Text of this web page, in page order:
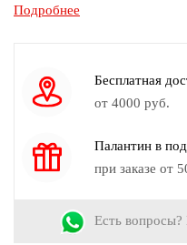
Состав:65% хлопок, 20%
Бренд:Rossini
Коллекция:
Весна-Лето 2018
Сиреневый,
Материал:
Подробнее
Бесплатная
от 4000 руб.
Палантин в
при заказе от
Есть